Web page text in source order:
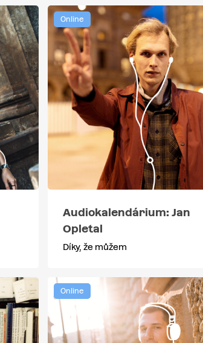
Online
Audiokalendárium: Jan
Opletal
Díky, že můžem
Online